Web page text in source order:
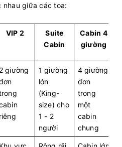
nhau giữa các toa:
VIP 2
Suite
Cabin
Cabin 4
giường
2 giường
riêng
1 giường
lớn
(King-
size) cho
1 - 2
người
4 giường
đơn
trong
một
cabin
chung